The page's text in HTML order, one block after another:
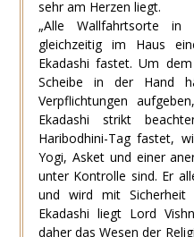
sehr am Herzen liegt.
„Alle Wallfahrtsorte
gleichzeitig im Haus
Ekadashi fastet. Um
Scheibe in der Hand
Verpflichtungen
Ekadashi strikt
Haribodhini-Tag fastet,
Yogi, Asket und einer
unter Kontrolle sind. Er
und wird mit Sicherheit
Ekadashi liegt Lord
daher das Wesen der